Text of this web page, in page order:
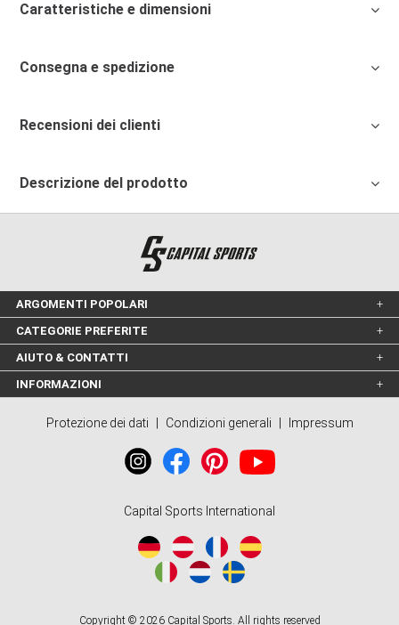
Caratteristiche e dimensioni
Consegna e spedizione
Recensioni dei clienti
Descrizione del prodotto
ARGOMENTI POPOLARI
CATEGORIE PREFERITE
AIUTO & CONTATTI
INFORMAZIONI
Protezione dei dati Condizioni generali Impressum
Capital Sports International
Copyright © 2026 Capital Sports. All rights reserved